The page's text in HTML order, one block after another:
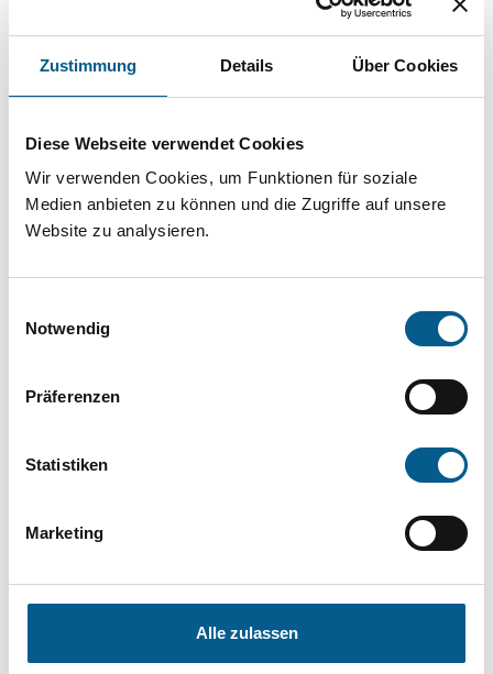
Zustimmung Details Über Cookies
Diese Webseite verwendet Cookies
Wir verwenden Cookies, um Funktionen für soziale
Medien anbieten zu können und die Zugriffe auf unsere
Website zu analysieren.
Notwendig
Präferenzen
Statistiken
Marketing
Alle zulassen
Stiftungsdatenbank
Recherchieren Sie in unserer
Stiftungsdatenbank nach Themen, Kategorien,
Suchbegriffen und Orten. Bei der Suche bitte
die Groß- und Kleinschreibung beachten.
Bitte Suchbegriff eingeben. Ergebnisse
können durch die Wahl von Bereichen oder
Suchen
Kategorie: Wohlfahrtswesen
Kategorie: Denkmalschutz
Kategorie: Heimatpflege
Kategorie: Kunst & Kultur